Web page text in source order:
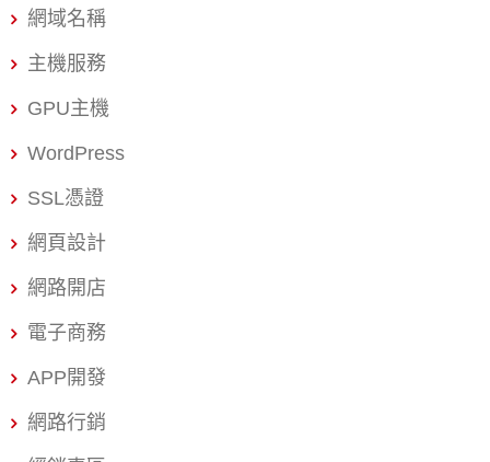
它！ DeepSeek是什麼？有什麼厲害的地方？ AI模型的黑
稱能跟 GPT-4 差不多的AI模型，而且順練模型只花了 558
萬美元，只用低成本的GPU就完成。對於AI開發圈就是用
術設計模式，讓模型可以跑得快又省力。 DeepSeek技術
亮點1：MoE 混合專家架構 只開動需要的腦袋，其他先休
DeepSeek不是這樣。DeepSeek像是一個厲害的專案，會
分配任務給能夠處理的人，讓其他人先待機休息。這樣的
率。 AI專家深入解說：MoE技術可以舉例 DeepSeek
R1，依照他現在有的模型總數有超過 6700 億個參數，但
網域名稱
主機服務
GPU主機
WordPress
SSL憑證
網頁設計
網路開店
電子商務
APP開發
網路行銷